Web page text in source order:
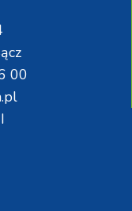
00